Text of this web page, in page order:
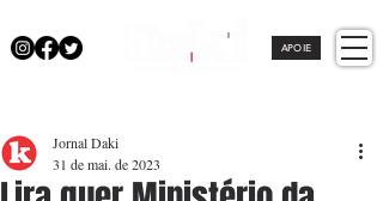
APOIE
Jornal Daki
31 de mai. de 2023